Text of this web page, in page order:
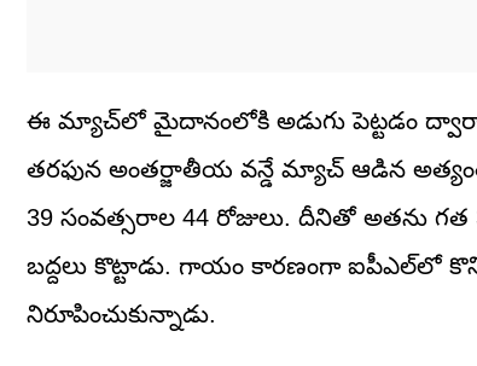
ఈ మ్యాచ్‌లో మైదానంలోకి అడుగు పెట్టడం ద్వారా
తరఫున అంతర్జాతీయ వన్డే మ్యాచ్ ఆడిన
39 సంవత్సరాల 44 రోజులు. దీనితో అతను గత
బద్దలు కొట్టాడు. గాయం కారణంగా ఐపీఎల్‌లో
నిరూపించుకున్నాడు.